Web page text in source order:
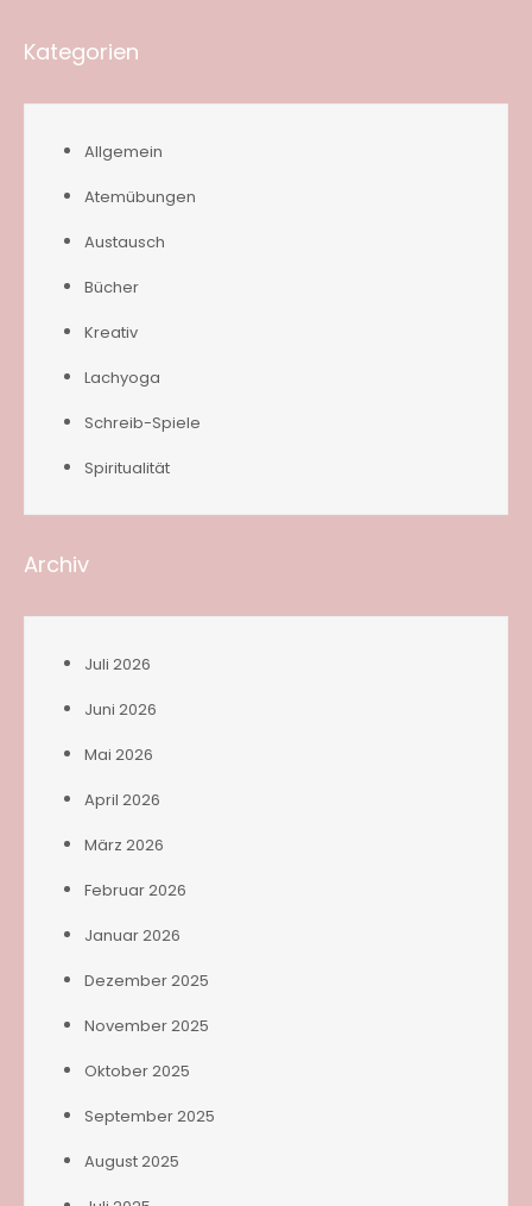
Kategorien
Allgemein
Atemübungen
Austausch
Bücher
Kreativ
Lachyoga
Schreib-Spiele
Spiritualität
Archiv
Juli 2026
Juni 2026
Mai 2026
April 2026
März 2026
Februar 2026
Januar 2026
Dezember 2025
November 2025
Oktober 2025
September 2025
August 2025